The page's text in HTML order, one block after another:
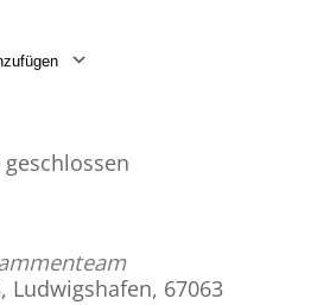
Ludwigshafen, 67063